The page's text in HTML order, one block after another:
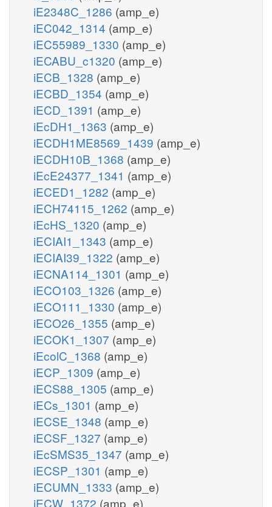
iE2348C_1286 (amp_e)
iEC042_1314 (amp_e)
iEC55989_1330 (amp_e)
iECABU_c1320 (amp_e)
iECB_1328 (amp_e)
iECBD_1354 (amp_e)
iECD_1391 (amp_e)
iEcDH1_1363 (amp_e)
iECDH1ME8569_1439 (amp_e)
iECDH10B_1368 (amp_e)
iEcE24377_1341 (amp_e)
iECED1_1282 (amp_e)
iECH74115_1262 (amp_e)
iEcHS_1320 (amp_e)
iECIAI1_1343 (amp_e)
iECIAI39_1322 (amp_e)
iECNA114_1301 (amp_e)
iECO103_1326 (amp_e)
iECO111_1330 (amp_e)
iECO26_1355 (amp_e)
iECOK1_1307 (amp_e)
iEcolC_1368 (amp_e)
iECP_1309 (amp_e)
iECS88_1305 (amp_e)
iECs_1301 (amp_e)
iECSE_1348 (amp_e)
iECSF_1327 (amp_e)
iEcSMS35_1347 (amp_e)
iECSP_1301 (amp_e)
iECUMN_1333 (amp_e)
iECW_1372 (amp_e)